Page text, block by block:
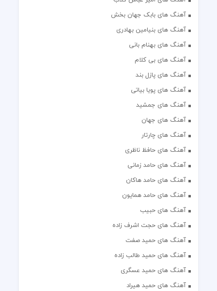
آهنگ های بابک جهان بخش
آهنگ های بنیامین بهادری
آهنگ های بهنام بانی
آهنگ های بی کلام
آهنگ های پازل بند
آهنگ های پویا بیاتی
آهنگ های جمشید
آهنگ های جهان
آهنگ های چارتار
آهنگ های حافظ ناظری
آهنگ های حامد زمانی
آهنگ های حامد هاکان
آهنگ های حامد همایون
آهنگ های حبیب
آهنگ های حجت اشرف زاده
آهنگ های حمید صفت
آهنگ های حمید طالب زاده
آهنگ های حمید عسگری
آهنگ های حمید هیراد